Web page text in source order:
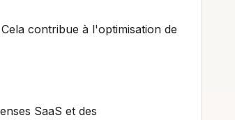
contribue à l'optimisation de
SaaS et des